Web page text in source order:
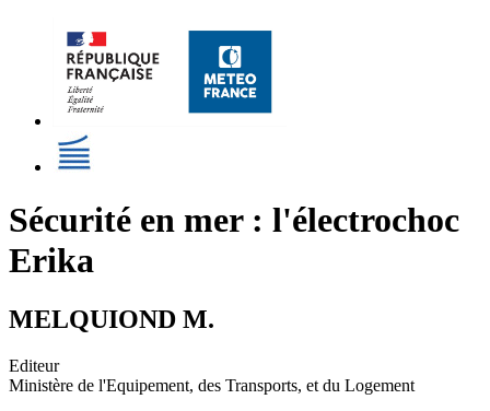
Sécurité en mer : l'électrochoc
Erika
MELQUIOND M.
Editeur
Ministère de l'Equipement, des Transports, et du Logement